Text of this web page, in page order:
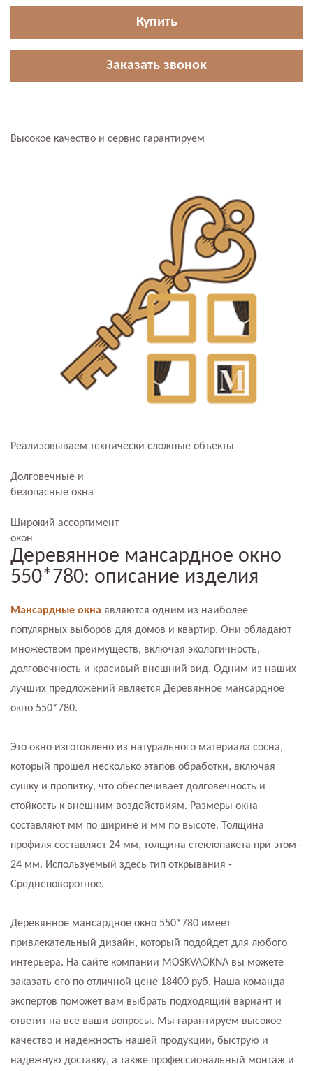
Купить
Заказать звонок
Высокое качество и сервис гарантируем
Реализовываем технически сложные объекты
Долговечные и
безопасные окна
Широкий ассортимент
окон
Деревянное мансардное окно
550*780: описание изделия
Мансардные окна являются одним из наиболее
популярных выборов для домов и квартир. Они обладают
множеством преимуществ, включая экологичность,
долговечность и красивый внешний вид. Одним из наших
лучших предложений является Деревянное мансардное
окно 550*780.
Это окно изготовлено из натурального материала сосна,
который прошел несколько этапов обработки, включая
сушку и пропитку, что обеспечивает долговечность и
стойкость к внешним воздействиям. Размеры окна
составляют мм по ширине и мм по высоте. Толщина
профиля составляет 24 мм, толщина стеклопакета при этом -
24 мм. Используемый здесь тип открывания -
Среднеповоротное.
Деревянное мансардное окно 550*780 имеет
привлекательный дизайн, который подойдет для любого
интерьера. На сайте компании MOSKVAOKNA вы можете
заказать его по отличной цене 18400 руб. Наша команда
экспертов поможет вам выбрать подходящий вариант и
ответит на все ваши вопросы. Мы гарантируем высокое
качество и надежность нашей продукции, быструю и
надежную доставку, а также профессиональный монтаж и